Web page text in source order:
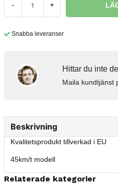
- +
Snabba leveranser
Hittar du inte
Maila kundtjänst
Beskrivning
Kvalitetsprodukt tillverkad i EU
45km/t modell
Relaterade kategorier